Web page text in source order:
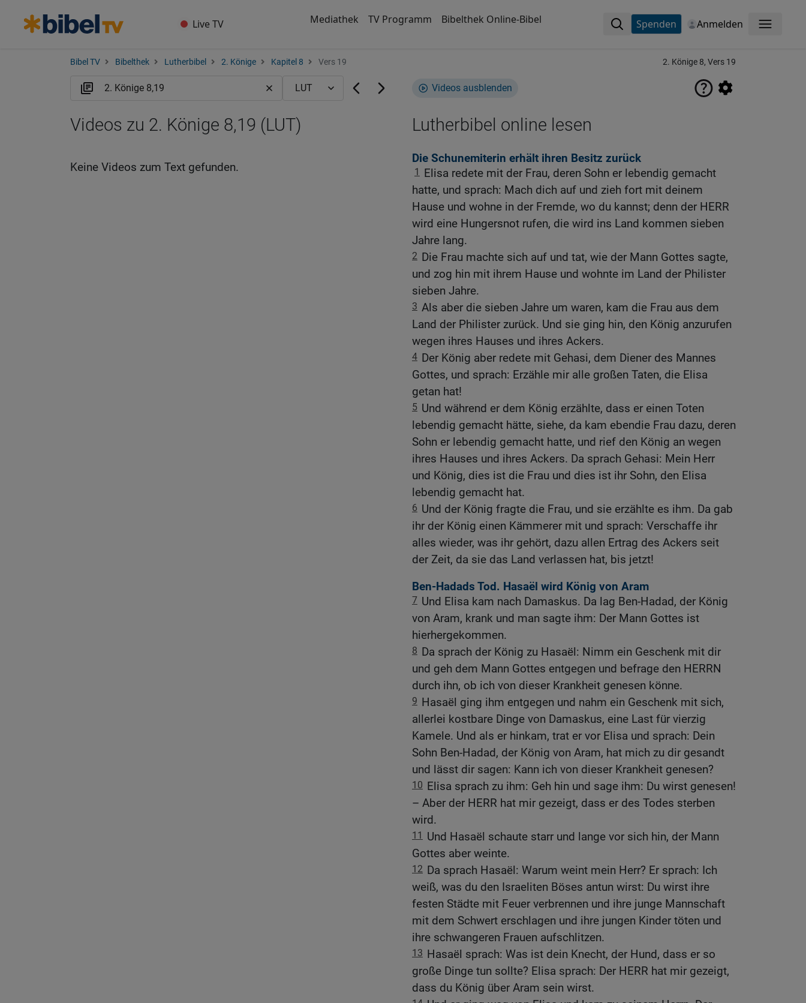
Live TV Mediathek TV Programm Bibelthek Online-Bibel Spenden Anmelden Menü
Bibel TV Bibelthek Lutherbibel 2. Könige Kapitel 8 Vers 19 2. Könige 8, Vers 19
Videos ausblenden
Lutherbibel online lesen
Die Schunemiterin erhält ihren Besitz zurück
1
Elisa redete mit der Frau, deren Sohn er lebendig gemacht
hatte, und sprach: Mach dich auf und zieh fort mit deinem
Hause und wohne in der Fremde, wo du kannst; denn der HERR
wird eine Hungersnot rufen, die wird ins Land kommen sieben
Jahre lang.
2 Die Frau machte sich auf und tat, wie der Mann Gottes sagte,
und zog hin mit ihrem Hause und wohnte im Land der Philister
sieben Jahre.
3 Als aber die sieben Jahre um waren, kam die Frau aus dem
Land der Philister zurück. Und sie ging hin, den König anzurufen
wegen ihres Hauses und ihres Ackers.
4 Der König aber redete mit Gehasi, dem Diener des Mannes
Gottes, und sprach: Erzähle mir alle großen Taten, die Elisa
getan hat!
5 Und während er dem König erzählte, dass er einen Toten
lebendig gemacht hätte, siehe, da kam ebendie Frau dazu, deren
Sohn er lebendig gemacht hatte, und rief den König an wegen
ihres Hauses und ihres Ackers. Da sprach Gehasi: Mein Herr
und König, dies ist die Frau und dies ist ihr Sohn, den Elisa
lebendig gemacht hat.
6 Und der König fragte die Frau, und sie erzählte es ihm. Da gab
ihr der König einen Kämmerer mit und sprach: Verschaffe ihr
alles wieder, was ihr gehört, dazu allen Ertrag des Ackers seit
der Zeit, da sie das Land verlassen hat, bis jetzt!
Ben-Hadads Tod. Hasaël wird König von Aram
7 Und Elisa kam nach Damaskus. Da lag Ben-Hadad, der König
von Aram, krank und man sagte ihm: Der Mann Gottes ist
hierhergekommen.
8 Da sprach der König zu Hasaël: Nimm ein Geschenk mit dir
und geh dem Mann Gottes entgegen und befrage den HERRN
durch ihn, ob ich von dieser Krankheit genesen könne.
9 Hasaël ging ihm entgegen und nahm ein Geschenk mit sich,
allerlei kostbare Dinge von Damaskus, eine Last für vierzig
Kamele. Und als er hinkam, trat er vor Elisa und sprach: Dein
Sohn Ben-Hadad, der König von Aram, hat mich zu dir gesandt
und lässt dir sagen: Kann ich von dieser Krankheit genesen?
10 Elisa sprach zu ihm: Geh hin und sage ihm: Du wirst genesen!
– Aber der HERR hat mir gezeigt, dass er des Todes sterben
wird.
11
Und Hasaël schaute starr und lange vor sich hin, der Mann
Gottes aber weinte.
12 Da sprach Hasaël: Warum weint mein Herr? Er sprach: Ich
weiß, was du den Israeliten Böses antun wirst: Du wirst ihre
festen Städte mit Feuer verbrennen und ihre junge Mannschaft
mit dem Schwert erschlagen und ihre jungen Kinder töten und
ihre schwangeren Frauen aufschlitzen.
13 Hasaël sprach: Was ist dein Knecht, der Hund, dass er so
große Dinge tun sollte? Elisa sprach: Der HERR hat mir gezeigt,
dass du König über Aram sein wirst.
Videos zu 2. Könige 8,19 (LUT)
Keine Videos zum Text gefunden.